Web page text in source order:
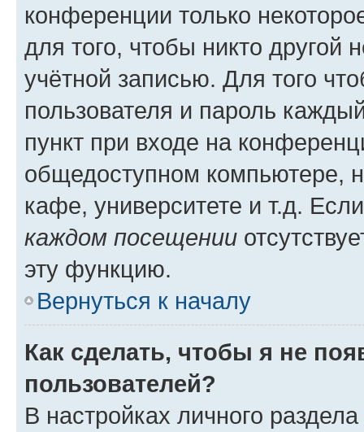
конференции только
для того, чтобы никто другой
учётной записью. Для того
пользователя и пароль
пункт при входе на
общедоступном компьютере,
кафе, университете и т.д.
каждом посещении
эту функцию.
Вернуться к началу
Как сделать, чтобы я не
пользователей?
В настройках личного